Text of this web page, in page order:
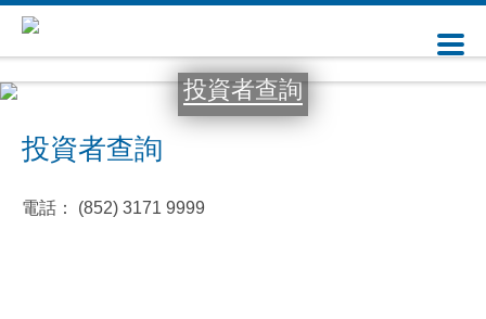
投資者查詢
投資者查詢
電話： (852) 3171 9999